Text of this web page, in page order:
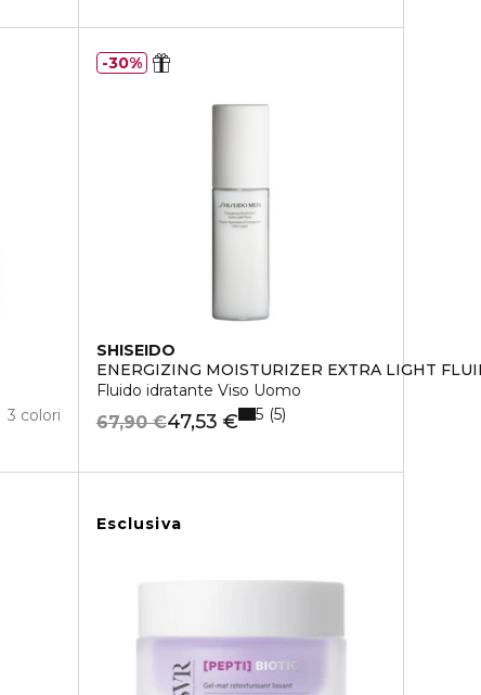
3 colori
SHISEIDO
ENERGIZING MOISTURIZER EXTRA LIGHT
Fluido idratante Viso Uomo
47,53 €
67,90 € 5 5
30%
Esclusiva